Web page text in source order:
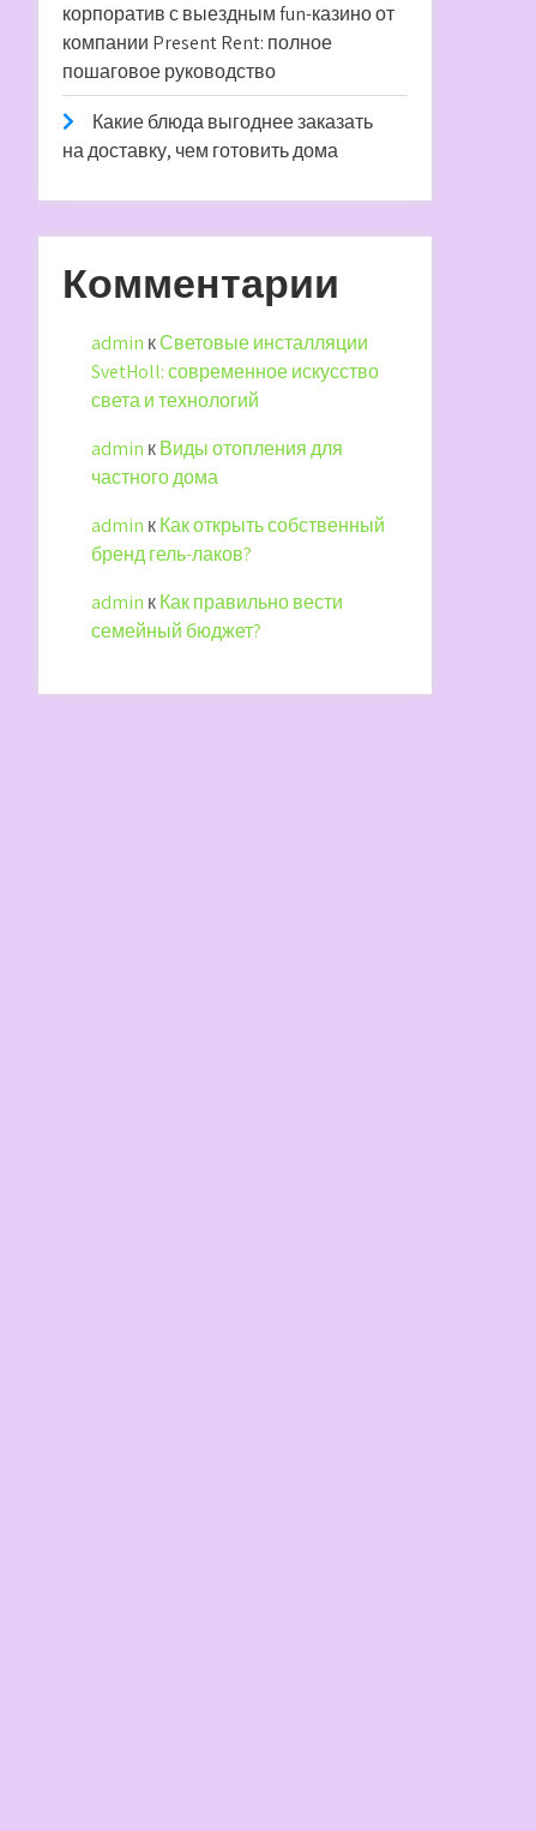
корпоратив с выездным fun-казино от
компании Present Rent: полное
пошаговое руководство
Какие блюда выгоднее заказать
на доставку, чем готовить дома
Комментарии
admin кСветовые инсталляции
SvetHoll: современное искусство
света и технологий
admin кВиды отопления для
частного дома
admin кКак открыть собственный
бренд гель-лаков?
admin кКак правильно вести
семейный бюджет?